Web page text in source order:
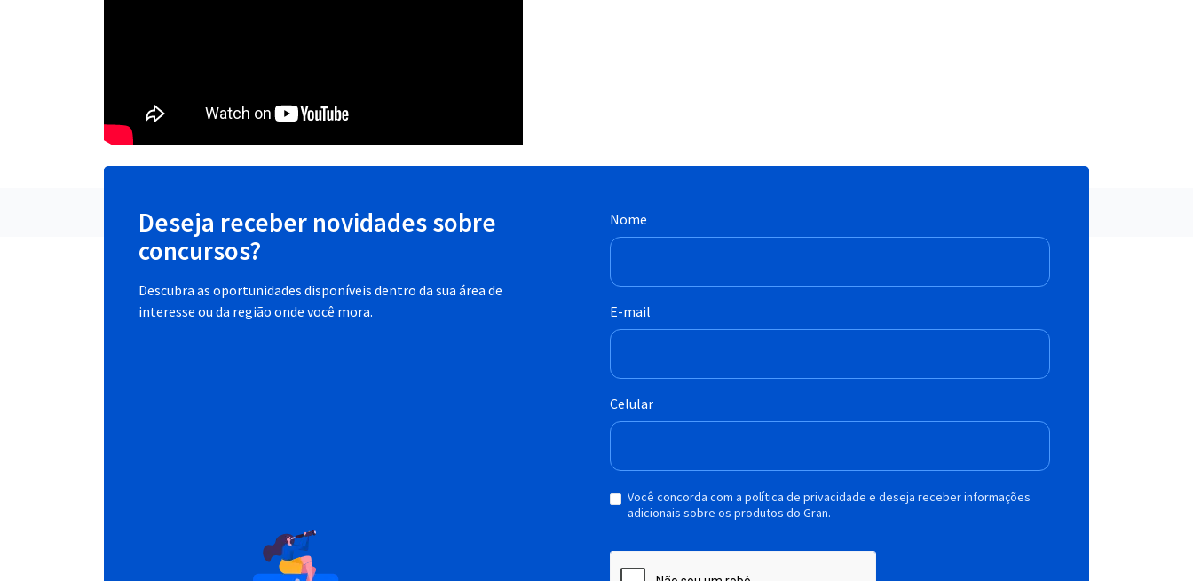
Deseja receber novidades sobre
concursos?
Descubra as oportunidades disponíveis dentro da sua área de
interesse ou da região onde você mora.
Nome
E-mail
Celular
Você concorda com a política de privacidade e deseja receber informações
adicionais sobre os produtos do Gran.